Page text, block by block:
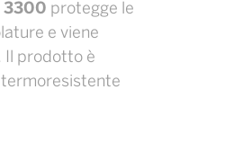
3300 protegge le
e viene
Il prodotto è